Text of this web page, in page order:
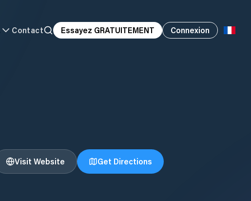
Contact Essayez GRATUITEMENT Connexion
Visit Website Get Directions